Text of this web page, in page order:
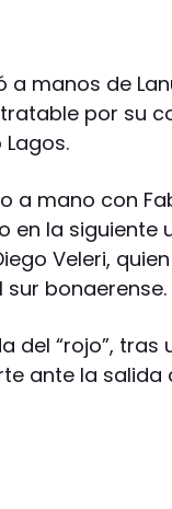
manos de
por su
a mano con
en la
Veleri,
bonaerense.
del “rojo”, tras
ante la salida